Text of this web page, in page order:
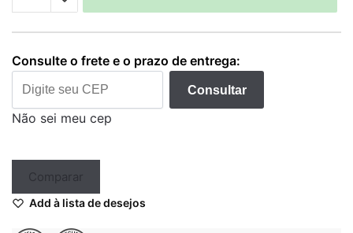
Liner
quantidade
Consulte o frete e o prazo de entrega:
Consultar
Não sei meu cep
Comparar
Add à lista de desejos